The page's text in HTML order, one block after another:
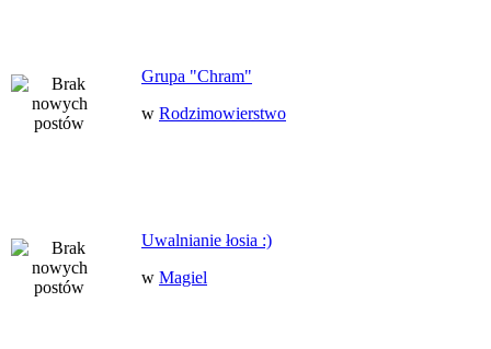
Grupa "Chram"
w Rodzimowierstwo
Uwalnianie łosia :)
w Magiel